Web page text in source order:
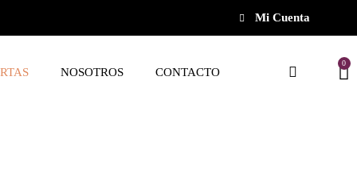
Mi Cuenta
NOSOTROS CONTACTO
0